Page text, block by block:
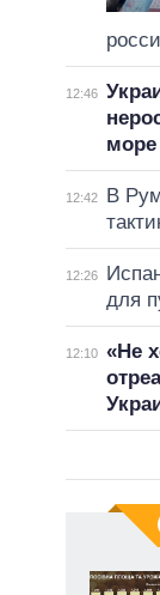
12:46
12:42
В
12:26
для
12:10 «Не